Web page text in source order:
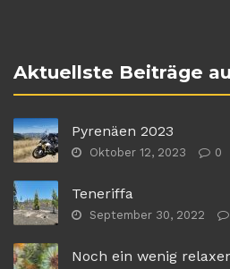
Aktuellste Beiträge
Pyrenäen 2023
Oktober 12, 2023 0
Teneriffa
September 30, 2022
Noch ein wenig